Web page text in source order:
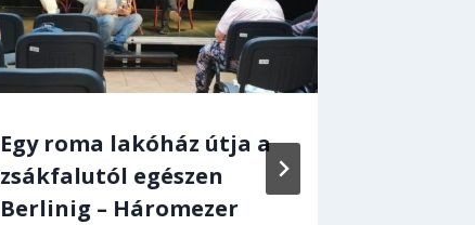
Egy roma lakóház útja a
zsákfalutól egészen
Berlinig – Háromezer